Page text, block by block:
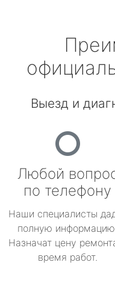
Выезд и
Любой
по телефону
Наши специалисты
полную
Назначат цену
время работ.